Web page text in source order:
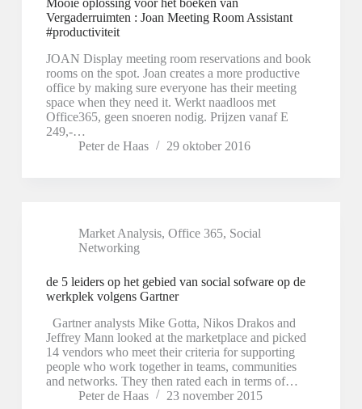
Mooie oplossing voor het boeken van
Vergaderruimten : Joan Meeting Room Assistant
#productiviteit
JOAN Display meeting room reservations and book
rooms on the spot. Joan creates a more productive
office by making sure everyone has their meeting
space when they need it. Werkt naadloos met
Office365, geen snoeren nodig. Prijzen vanaf E
249,-…
Peter de Haas
29 oktober 2016
Market Analysis, Office 365, Social
Networking
de 5 leiders op het gebied van social sofware op de
werkplek volgens Gartner
Gartner analysts Mike Gotta, Nikos Drakos and
Jeffrey Mann looked at the marketplace and picked
14 vendors who meet their criteria for supporting
people who work together in teams, communities
and networks. They then rated each in terms of…
Peter de Haas
23 november 2015